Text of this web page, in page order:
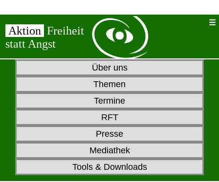
Aktion Freiheit
statt Angst
Über uns
Themen
Termine
RFT
Presse
Mediathek
Tools & Downloads